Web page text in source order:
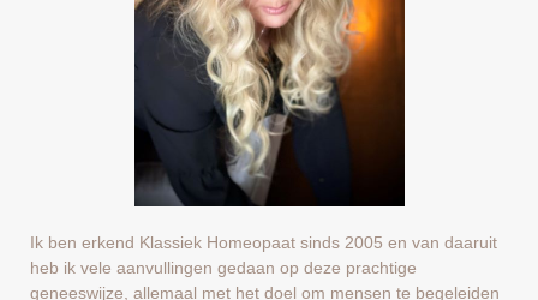
Ik ben erkend Klassiek Homeopaat sinds 2005 en van daaruit
heb ik vele aanvullingen gedaan op deze prachtige
geneeswijze, allemaal met het doel om mensen te begeleiden